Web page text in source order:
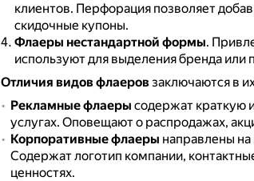
клиентов. Перфорация позволяет
скидочные купоны.
Флаеры нестандартной формы.
используют для выделения бренда или
Отличия видов флаеровзаключаются в
Рекламные флаеры содержат краткую
услугах. Оповещают о распродажах,
Корпоративные флаеры направлены
Содержат логотип компании,
ценностях.